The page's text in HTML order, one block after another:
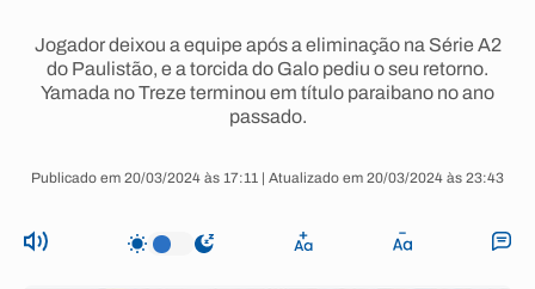
Jogador deixou a equipe após a eliminação na Série A2
do Paulistão, e a torcida do Galo pediu o seu retorno.
Yamada no Treze terminou em título paraibano no ano
passado.
Publicado em 20/03/2024 às 17:11 | Atualizado em 20/03/2024 às 23:43